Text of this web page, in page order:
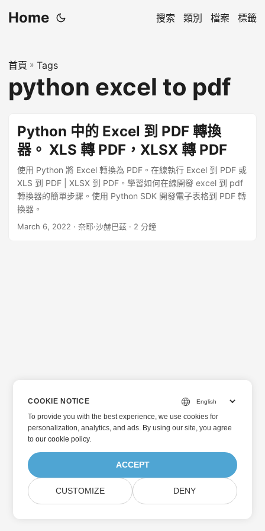
Home 搜索 類別 檔案 標籤
首頁 » Tags
python excel to pdf
Python 中的 Excel 到 PDF 轉換
器。 XLS 轉 PDF，XLSX 轉 PDF
使用 Python 將 Excel 轉換為 PDF。在線執行 Excel 到 PDF 或
XLS 到 PDF | XLSX 到 PDF。學習如何在線開發 excel 到 pdf
轉換器的簡單步驟。使用 Python SDK 開發電子表格到 PDF 轉
換器。
March 6, 2022 · 奈耶·沙赫巴茲 · 2 分鐘
COOKIE NOTICE
To provide you with the best experience, we use cookies for
personalization, analytics, and ads. By using our site, you agree
toour cookie policy.
ACCEPT
CUSTOMIZE DENY